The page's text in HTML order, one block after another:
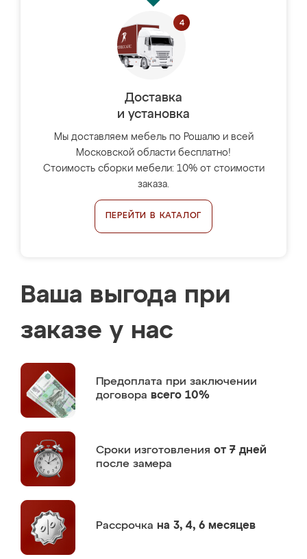
Доставка
и установка
Мы доставляем мебель по Рошалю и всей
Московской области бесплатно!
Стоимость сборки мебели: 10% от стоимости
заказа.
ПЕРЕЙТИ В КАТАЛОГ
Ваша выгода при
заказе у нас
Предоплата при заключении
договора всего 10%
Сроки изготовления от 7 дней
после замера
Рассрочка на 3, 4, 6 месяцев